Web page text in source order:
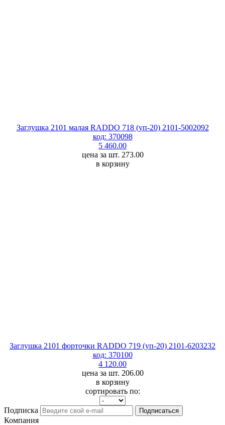
Заглушка 2101 малая RADDO 718 (уп-20) 2101-5002092
код: 370098
5 460.00
цена за шт. 273.00
в корзину
Заглушка 2101 форточки RADDO 719 (уп-20) 2101-6203232
код: 370100
4 120.00
цена за шт. 206.00
в корзину
сортировать по:
Подписка Подписаться
Компания